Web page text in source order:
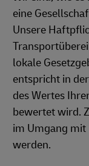
eine
Unsere
lokale
entspricht in
des Wertes
bewertet wird.
im Umgang mit
werden.